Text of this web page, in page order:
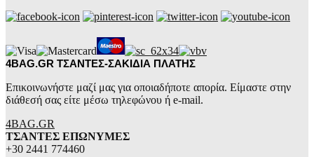
4BAG.GR ΤΣΑΝΤΕΣ-ΣΑΚΙΔΙΑ ΠΛΑΤΗΣ
Επικοινωνήστε μαζί μας για οποιαδήποτε απορία. Είμαστε στην
διάθεσή σας είτε μέσω τηλεφώνου ή e-mail.
4BAG.GR
ΤΣΑΝΤΕΣ ΕΠΩΝΥΜΕΣ
+30 2441 774460